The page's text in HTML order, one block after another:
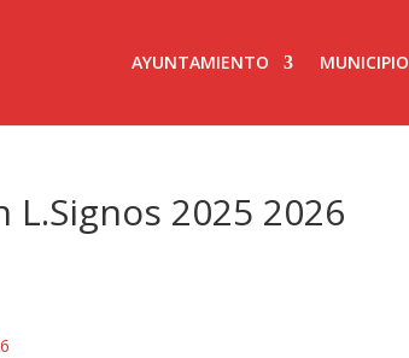
AYUNTAMIENTO MUNICIPIO
2025 2026